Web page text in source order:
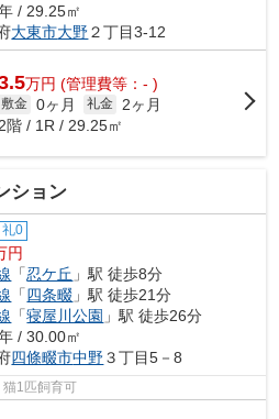
/ 29.25㎡
大東市大野２丁目3-12
万円 (管理費等：- )
敷金 0ヶ月 礼金
2ヶ月
2階 / 1R / 29.25㎡
ション
礼0
円
「忍ケ丘 」駅 徒歩8分
「四条畷 」駅 徒歩21分
「寝屋川公園 」駅 徒歩26分
/ 30.00㎡
四條畷市中野３丁目5－8
1匹飼育可